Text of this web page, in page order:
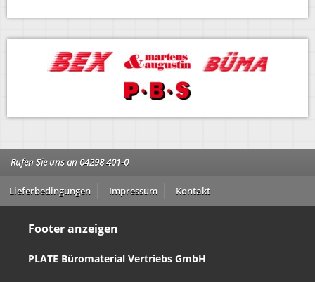
Rufen Sie uns an 04298 401-0
Lieferbedingungen Impressum Kontakt
Footer anzeigen
PLATE Büromaterial Vertriebs GmbH